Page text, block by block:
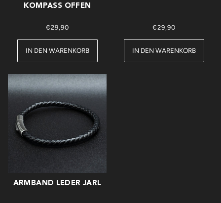
KOMPASS OFFEN
€29,90
IN DEN WARENKORB
€29,90
IN DEN WARENKORB
ARMBAND LEDER JARL